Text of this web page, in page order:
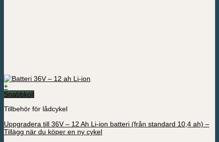
+
Snabbkoll
Tillbehör för lådcykel
Uppgradera till 36V – 12 Ah Li-ion batteri (från standard 10,4 ah) –
Tillägg när du köper en ny cykel